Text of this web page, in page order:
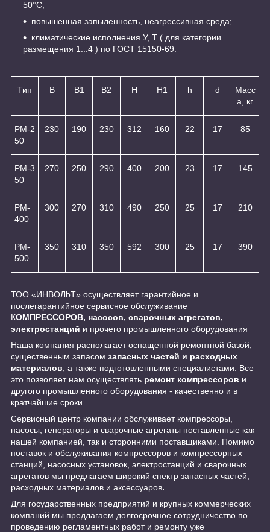
50°С;
повышенная запыленность, неагрессивная среда;
климатические исполнения У, Т ( для категории
размещения 1...4 ) по ГОСТ 15150-69.
Тип B B1 B2 H H1 h d
Масс
а, кг
РМ-2
50
230 190 230 312 160 22 17 85
РМ-3
50
270 250 290 400 200 23 17 145
PM-
400
300 270 310 490 250 25 17 210
PM-
500
350 310 350 592 300 25 17 390
ТОО «ИНBOЛbT» осуществляет гарантийное и
послегарантийное сервисное обслуживание
КОМПРЕССОРОВ, насосов, сварочных агрегатов,
электростанций и прочего промышленного оборудования
Наша компания располагает оснащенной ремонтной базой,
существенным запасом запасных частей и расходных
материалов , а также подготовленными специалистами. Все
это позволяет нам осуществлять ремонт компрессоров и
другого промышленного оборудования - качественно и в
кратчайшие сроки.
Сервисный центр компании обслуживает компрессоры,
насосы, генераторы и сварочные агрегаты поставленные как
нашей компанией, так и сторонними поставщиками. Помимо
поставок и обслуживания компрессоров и компрессорных
станций, насосных установок, электростанций и сварочных
агрегатов мы предлагаем широкий спектр запасных частей,
расходных материалов и аксессуаров.
Для государственных предприятий и крупных коммерческих
компаний мы предлагаем долгосрочное сотрудничество по
проведению регламентных работ и ремонту уже